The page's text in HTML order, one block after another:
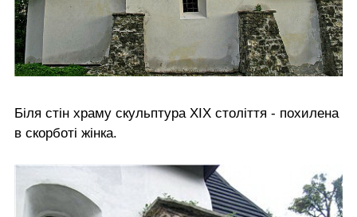
Біля стін храму скульптура ХІХ століття - похилена
в скорботі жінка.